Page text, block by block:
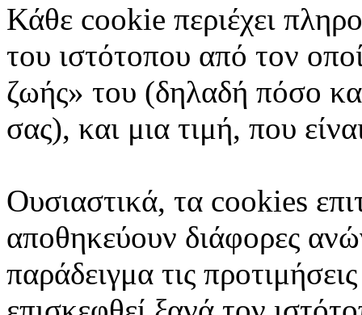
Κάθε cookie περιέχει
του ιστότοπου από τον
ζωής» του (δηλαδή πόσο
σας), και μια τιμή, που
Ουσιαστικά, τα cookies
αποθηκεύουν διάφορες
παράδειγμα τις